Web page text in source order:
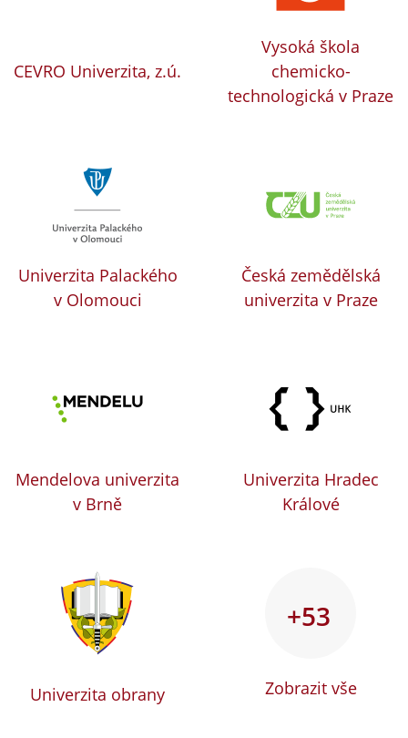
CEVRO Univerzita, z.ú.
Vysoká škola
chemicko-
technologická v Praze
Univerzita Palackého
v Olomouci
Česká zemědělská
univerzita v Praze
Mendelova univerzita
v Brně
Univerzita Hradec
Králové
Univerzita obrany
+53
Zobrazit vše